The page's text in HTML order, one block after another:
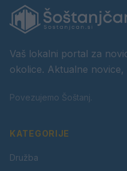
Vaš lokalni portal za
okolice. Aktualne
Povezujemo Šoštanj.
KATEGORIJE
Družba